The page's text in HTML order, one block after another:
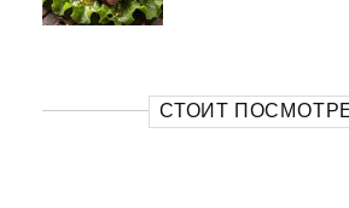
СТОИТ